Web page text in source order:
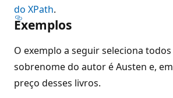
do XPath.
Exemplos
O exemplo a seguir seleciona
sobrenome do autor é Austen e,
preço desses livros.